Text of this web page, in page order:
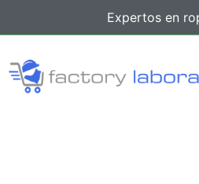
Expertos en